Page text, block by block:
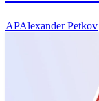
APAlexander Petkov